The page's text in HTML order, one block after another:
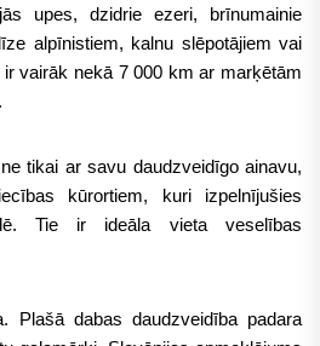
upes, dzidrie ezeri, brīnumainie
alpīnistiem, kalnu slēpotājiem vai
vairāk nekā 7 000 km ar marķētām
tikai ar savu daudzveidīgo ainavu,
kūrortiem, kuri izpelnījušies
Tie ir ideāla vieta veselības
Plašā dabas daudzveidība padara